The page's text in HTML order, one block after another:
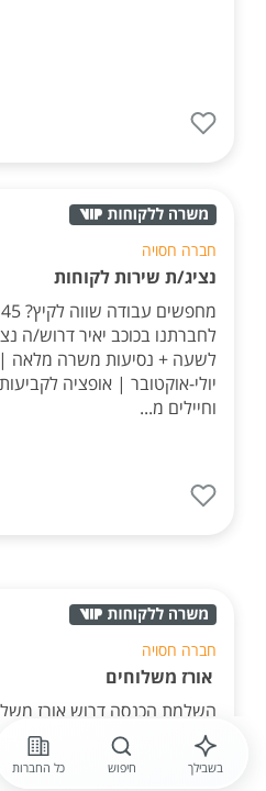
חברה חסויה
נציג/ת שירות לקוחות
יולי-אוקטובר | אופציה
וחיילים מ...
חברה חסויה
אורז משלוחים
מסעדה כשרה א-ה ללא שישי
בשבילך חיפוש כל החברות